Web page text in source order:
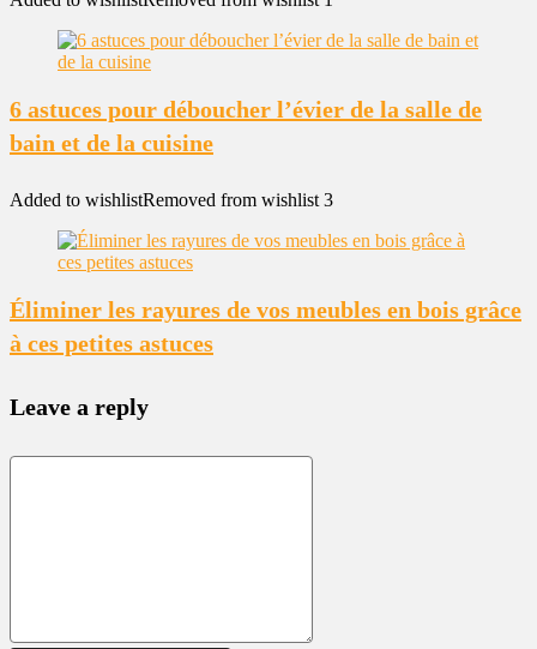
6 astuces pour déboucher l’évier de la salle de
bain et de la cuisine
Added to wishlistRemoved from wishlist 3
Éliminer les rayures de vos meubles en bois grâce
à ces petites astuces
Leave a reply